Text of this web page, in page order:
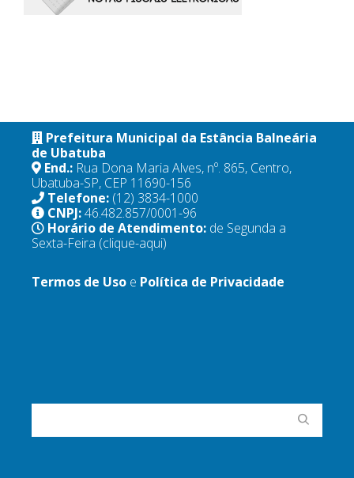
Prefeitura Municipal da Estância Balneária
de Ubatuba
End.: Rua Dona Maria Alves, nº. 865, Centro,
Ubatuba-SP, CEP 11690-156
Telefone: (12) 3834-1000
CNPJ:46.482.857/0001-96
Horário de Atendimento: de Segunda a
Sexta-Feira (clique-aqui)
Termos de Uso e Política de Privacidade